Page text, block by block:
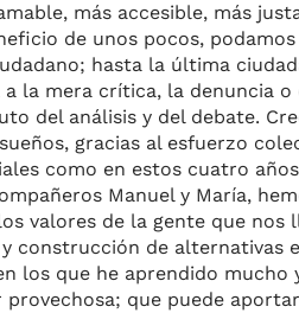
más accesible, más
de unos pocos,
hasta la última
la mera crítica, la denuncia o
del análisis y del debate.
gracias al esfuerzo
como en estos cuatro
Manuel y María,
valores de la gente que nos
construcción de alternativas
los que he aprendido mucho
que puede